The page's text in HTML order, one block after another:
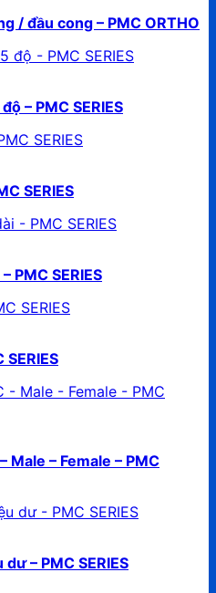
/ đầu cong – PMC ORTHO
– PMC SERIES
SERIES
PMC SERIES
SERIES
Male – Female – PMC
– PMC SERIES